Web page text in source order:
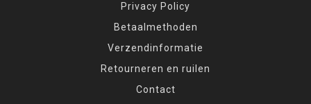
Privacy Policy
Betaalmethoden
Verzendinformatie
Retourneren en ruilen
Contact